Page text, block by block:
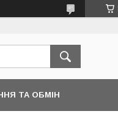
ТА ОБМІН